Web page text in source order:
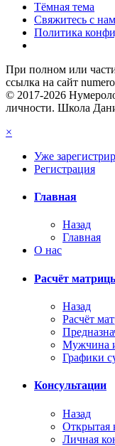
Тёмная тема
Свяжитесь с
Политика
При полном или
ссылка на сайт
© 2017-2026
личности. Школа
×
Уже
Регистрация
Главная
Назад
Главная
О нас
Расчёт
Назад
Расчёт
Мужчина
Графики
Консультации
Назад
Открытая
Личная